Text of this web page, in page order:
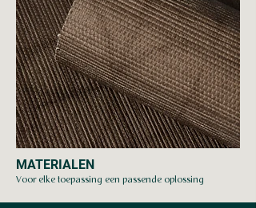
MATERIALEN
Voor elke toepassing een passende oplossing